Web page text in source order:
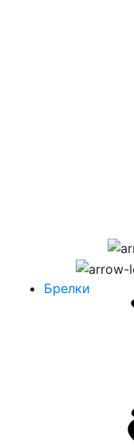
Брелки